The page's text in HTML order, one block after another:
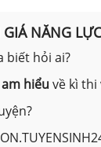
NĂNG
biết hỏi ai?
am hiểuvề kì thi